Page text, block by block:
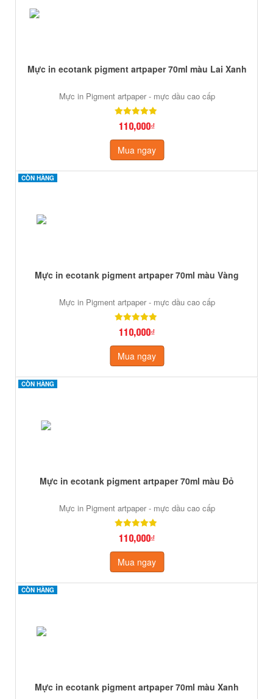
Mực in ecotank pigment artpaper 70ml màu Lai Xanh
Mực in Pigment artpaper - mực dầu cao cấp
110,000₫
Mua ngay
CÒN HÀNG
CÒN HÀNG
Mực in ecotank pigment artpaper 70ml màu Vàng
Mực in Pigment artpaper - mực dầu cao cấp
110,000₫
Mua ngay
CÒN HÀNG
CÒN HÀNG
Mực in ecotank pigment artpaper 70ml màu Đỏ
Mực in Pigment artpaper - mực dầu cao cấp
110,000₫
Mua ngay
CÒN HÀNG
CÒN HÀNG
Mực in ecotank pigment artpaper 70ml màu Xanh